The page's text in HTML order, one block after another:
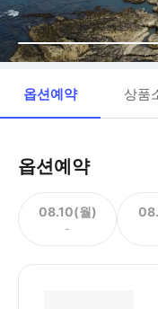
옵션예약 상품
옵션예약
08.10(월)
-